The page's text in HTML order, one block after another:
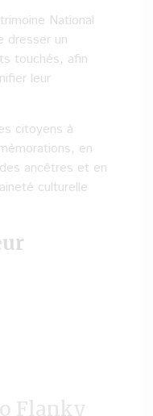
National
dresser un
touchés, afin
leur
citoyens à
en
ancêtres et en
culturelle
Flanky